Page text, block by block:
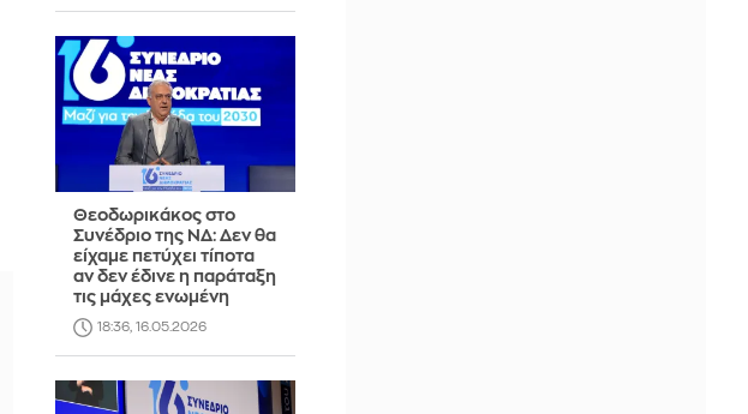
Θεοδωρικάκος στο
Συνέδριο της ΝΔ: Δεν θα
είχαμε πετύχει τίποτα
αν δεν έδινε η παράταξη
τις μάχες ενωμένη
18:36, 16.05.2026